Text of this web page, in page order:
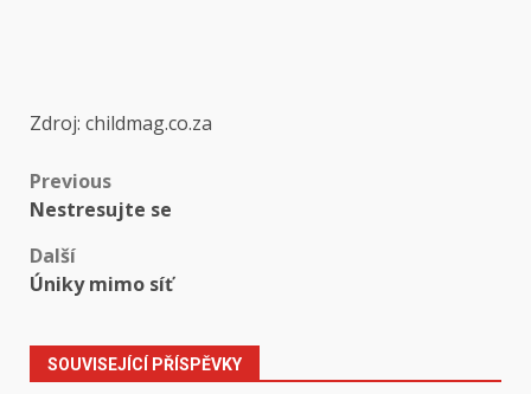
Zdroj: childmag.co.za
Post
navigation
Previous
Nestresujte se
Další
Úniky mimo síť
SOUVISEJÍCÍ PŘÍSPĚVKY